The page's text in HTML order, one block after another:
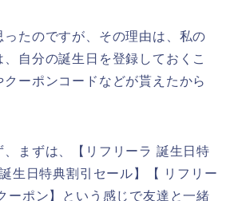
ったのですが、その理由は、私の
自分の誕生日を登録しておくこ
クーポンコードなどが貰えたから
、まずは、【リフリーラ 誕生日特
生日特典割引セール】【 リフリー
ーポン】という感じで友達と一緒